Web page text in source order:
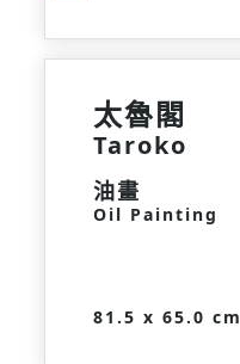
太魯閣
Taroko
油畫
Oil Painting
81.5 x 65.0 cm